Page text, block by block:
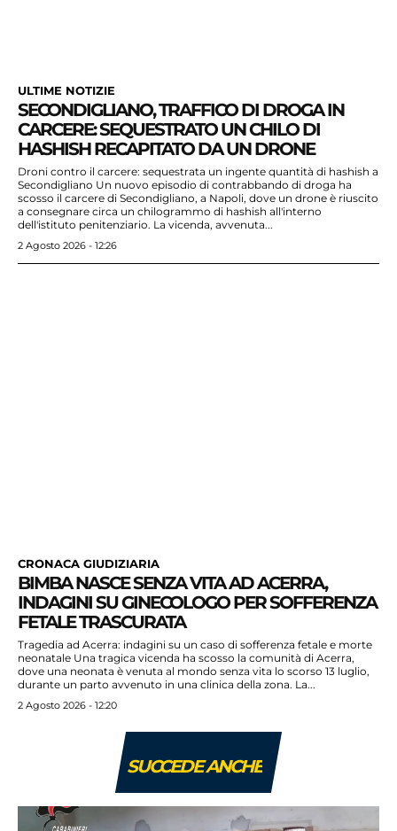
ULTIME NOTIZIE
SECONDIGLIANO, TRAFFICO DI DROGA IN
CARCERE: SEQUESTRATO UN CHILO DI
HASHISH RECAPITATO DA UN DRONE
Droni contro il carcere: sequestrata un ingente quantità di hashish a
Secondigliano Un nuovo episodio di contrabbando di droga ha
scosso il carcere di Secondigliano, a Napoli, dove un drone è riuscito
a consegnare circa un chilogrammo di hashish all'interno
dell'istituto penitenziario. La vicenda, avvenuta...
2 Agosto 2026 - 12:26
CRONACA GIUDIZIARIA
BIMBA NASCE SENZA VITA AD ACERRA,
INDAGINI SU GINECOLOGO PER SOFFERENZA
FETALE TRASCURATA
Tragedia ad Acerra: indagini su un caso di sofferenza fetale e morte
neonatale Una tragica vicenda ha scosso la comunità di Acerra,
dove una neonata è venuta al mondo senza vita lo scorso 13 luglio,
durante un parto avvenuto in una clinica della zona. La...
2 Agosto 2026 - 12:20
SUCCEDE ANCHE